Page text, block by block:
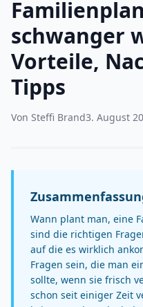
schwanger
Vorteile,
Tipps
Von Steffi Brand3. August
Wann plant man, eine
sind die richtigen
auf die es wirklich
Fragen sein, die man
sollte, wenn sie frisch
schon seit einiger Zeit